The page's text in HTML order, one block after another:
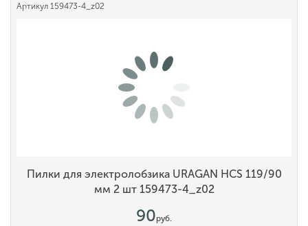
Артикул 159473-4_z02
Пилки для электролобзика URAGAN HCS 119/90
мм 2 шт 159473-4_z02
90руб.